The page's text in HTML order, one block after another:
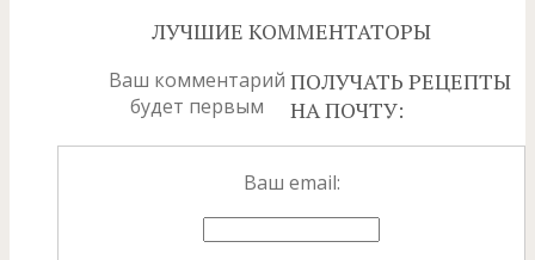
ЛУЧШИЕ КОММЕНТАТОРЫ
Ваш комментарий
будет первым
ПОЛУЧАТЬ РЕЦЕПТЫ
НА ПОЧТУ:
Ваш email: